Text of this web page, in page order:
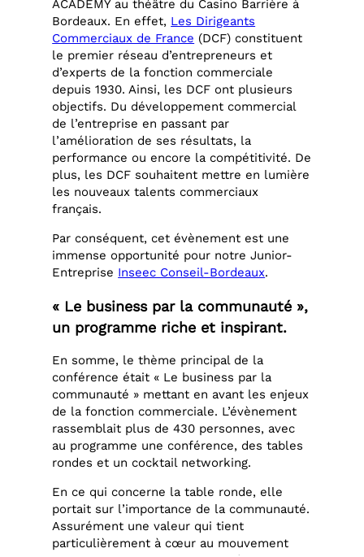
ACADEMY au théâtre du Casino Barrière à
Bordeaux. En effet, Les Dirigeants
Commerciaux de France (DCF) constituent
le premier réseau d’entrepreneurs et
d’experts de la fonction commerciale
depuis 1930. Ainsi, les DCF ont plusieurs
objectifs. Du développement commercial
de l’entreprise en passant par
l’amélioration de ses résultats, la
performance ou encore la compétitivité. De
plus, les DCF souhaitent mettre en lumière
les nouveaux talents commerciaux
français.
Par conséquent, cet évènement est une
immense opportunité pour notre Junior-
Entreprise Inseec Conseil-Bordeaux.
« Le business par la communauté »,
un programme riche et inspirant.
En somme, le thème principal de la
conférence était « Le business par la
communauté » mettant en avant les enjeux
de la fonction commerciale. L’évènement
rassemblait plus de 430 personnes, avec
au programme une conférence, des tables
rondes et un cocktail networking.
En ce qui concerne la table ronde, elle
portait sur l’importance de la communauté.
Assurément une valeur qui tient
particulièrement à cœur au mouvement